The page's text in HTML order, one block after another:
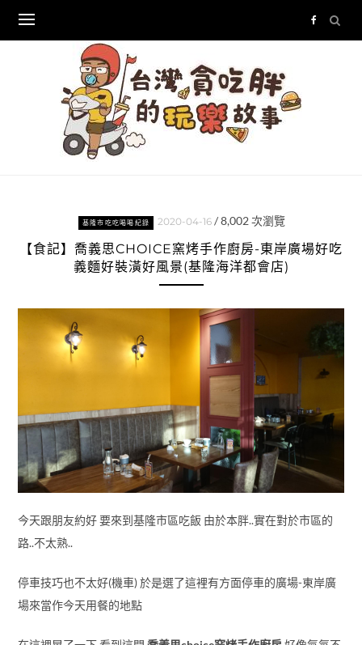
content
基隆市吃吃喝喝紀錄 2020-04-16 /8,002次瀏覽
【食記】喬義思CHOICE窯烤手作廚房-東岸廣場好吃
義麵好裝潢好風景(基隆海洋都會店)
今天跟朋友約好 要來到基隆市區吃飯 由於本胖..實在對於市區的
路..不太熟..
停車技巧也不太好(機車) 於是選了這裡有方面停車的廣場-東岸廣
場來當作今天用餐的地點